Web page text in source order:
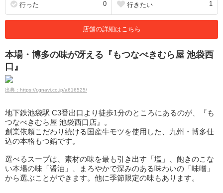
行った 0 行きたい 1
店舗の詳細はこちら
本場・博多の味が冴える『もつなべきむら屋 池袋西
口』
出典：https://r.gnavi.co.jp/a616525/
地下鉄池袋駅 C3番出口より徒歩1分のところにあるのが、『も
つなべきむら屋 池袋西口店』。
創業依頼こだわり続ける国産牛モツを使用した、九州・博多仕
込の本格もつ鍋です。
選べるスープは、素材の味を最も引き出す「塩」、飽きのこな
い本場の味「醤油」、まろやかで深みのある味わいの「味噌」
から選ぶことができます。他に季節限定の味もあります。